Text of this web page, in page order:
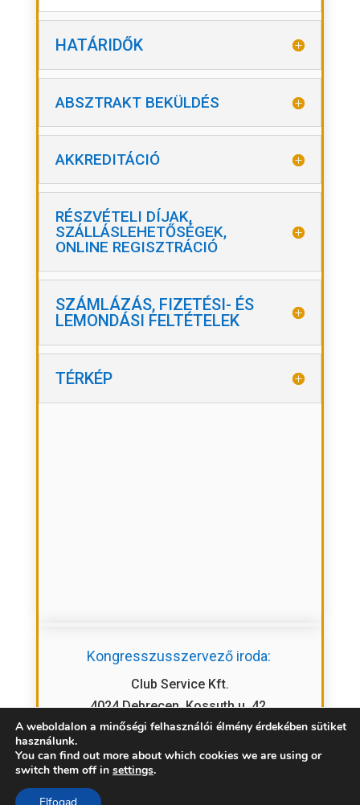
HATÁRIDŐK
ABSZTRAKT BEKÜLDÉS
AKKREDITÁCIÓ
RÉSZVÉTELI DÍJAK,
SZÁLLÁSLEHETŐSÉGEK,
ONLINE REGISZTRÁCIÓ
SZÁMLÁZÁS, FIZETÉSI- ÉS
LEMONDÁSI FELTÉTELEK
TÉRKÉP
Kongresszusszervező iroda:
Club Service Kft.
4024 Debrecen, Kossuth u. 42.
Telefon: 06 52/522-222
E-mail: cph2024@clubservice.hu
A weboldalon a minőségi felhasználói élmény érdekében sütiket
használunk.
You can find out more about which cookies we are using or
switch them off in settings.